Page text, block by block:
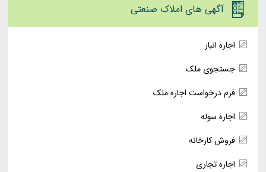
آگهی های املاک صنعتی
اجاره انبار
جستجوی ملک
فرم درخواست اجاره ملک
اجاره سوله
فروش کارخانه
اجاره تجاری